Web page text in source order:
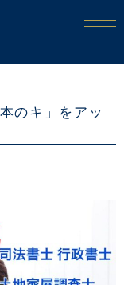
のキ」をアッ